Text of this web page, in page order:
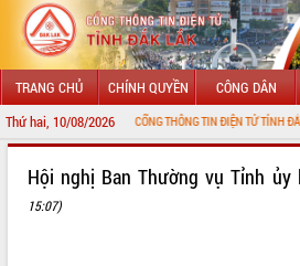
TRANG CHỦ CHÍNH QUYỀN CÔNG DÂN
Thứ hai, 10/08/2026
ĐẾN VỚI CỔNG THÔNG TIN ĐIỆN TỬ TỈNH ĐẮK LẮK
LÃNH ĐẠO UBND TỈNH
Hội nghị Ban Thường vụ Tỉnh
15:07)